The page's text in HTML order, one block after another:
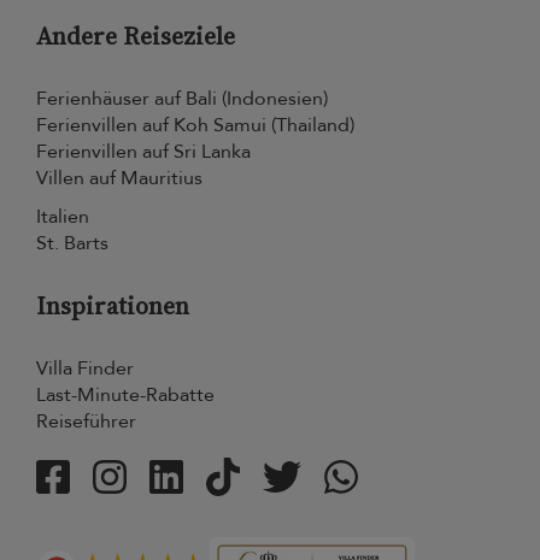
Andere Reiseziele
Ferienhäuser auf Bali (Indonesien)
Ferienvillen auf Koh Samui (Thailand)
Ferienvillen auf Sri Lanka
Villen auf Mauritius
Italien
St. Barts
Inspirationen
Villa Finder
Last-Minute-Rabatte
Reiseführer